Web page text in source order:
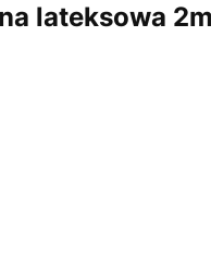
lateksowa